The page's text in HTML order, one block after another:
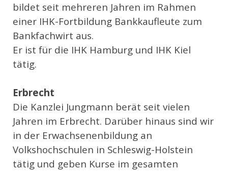
bildet seit mehreren Jahren im Rahmen
einer IHK-Fortbildung Bankkaufleute zum
Bankfachwirt aus.
Er ist für die IHK Hamburg und IHK Kiel
tätig.
Erbrecht
Die Kanzlei Jungmann berät seit vielen
Jahren im Erbrecht. Darüber hinaus sind wir
in der Erwachsenenbildung an
Volkshochschulen in Schleswig-Holstein
tätig und geben Kurse im gesamten